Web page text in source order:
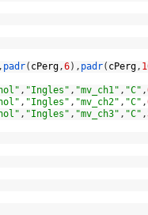
, padr( cPerg ,6) , padr( cPerg ,
, "Ingles" , "mv_ch1" , "C" ,
, "Ingles" , "mv_ch2" , "C" ,
, "Ingles" , "mv_ch3" , "C" ,